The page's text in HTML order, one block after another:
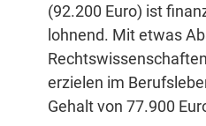
(92.200 Euro) ist
lohnend. Mit etwas
erzielen im
Gehalt von 77.900